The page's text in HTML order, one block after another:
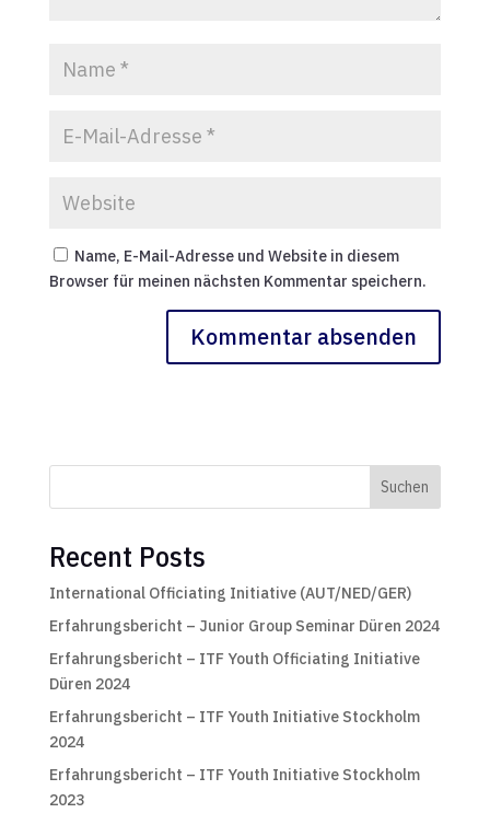
Name, E-Mail-Adresse und Website in diesem
Browser für meinen nächsten Kommentar speichern.
Suchen
Recent Posts
International Officiating Initiative (AUT/NED/GER)
Erfahrungsbericht – Junior Group Seminar Düren 2024
Erfahrungsbericht – ITF Youth Officiating Initiative
Düren 2024
Erfahrungsbericht – ITF Youth Initiative Stockholm
2024
Erfahrungsbericht – ITF Youth Initiative Stockholm
2023